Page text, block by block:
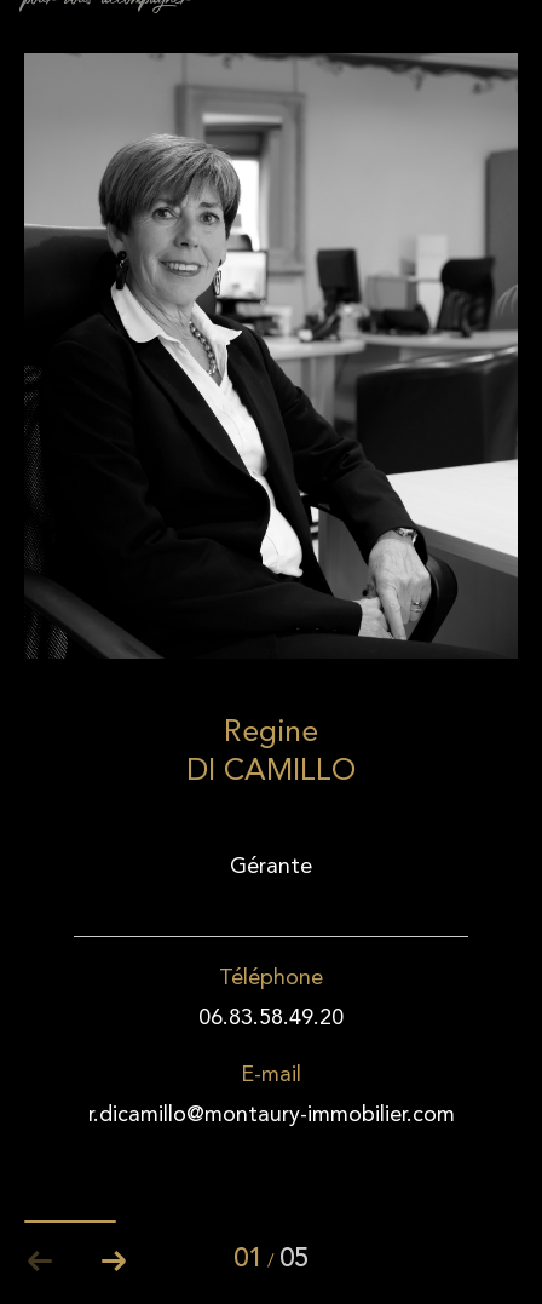
Regine
DI CAMILLO
Gérante
Téléphone
06.83.58.49.20
E-mail
r.dicamillo@montaury-immobilier.com
01 / 05